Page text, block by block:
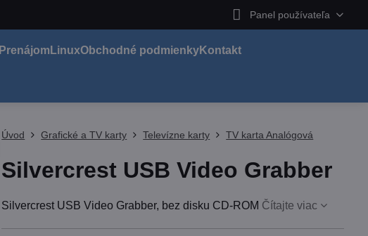
Panel používateľa
Prenájom LinuxObchodné podmienkyKontakt
Úvod Grafické a TV karty Televízne karty TV karta Analógová
Silvercrest USB Video Grabber
Silvercrest USB Video Grabber, bez disku CD-ROM Čítajte viac